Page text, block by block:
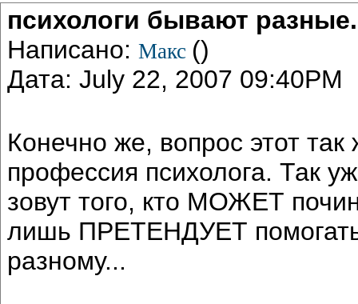
психологи бывают
Написано: Макс ()
Дата: July 22, 2007 09:40PM
Конечно же, вопрос этот
профессия психолога. Так
зовут того, кто МОЖЕТ
лишь ПРЕТЕНДУЕТ
разному...